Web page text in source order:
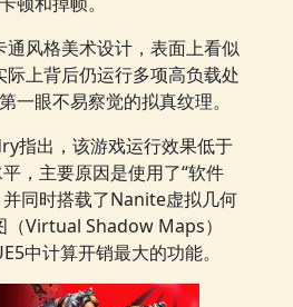
通风格美术设计，表面上看似
上背后仍运行多项高负载处
一眼不易察觉的拟真纹理。
指出，该游戏运行效果低于
，主要原因是使用了“软件
同时搭载了Nanite虚拟几何
（Virtual Shadow Maps）
中计算开销最大的功能。